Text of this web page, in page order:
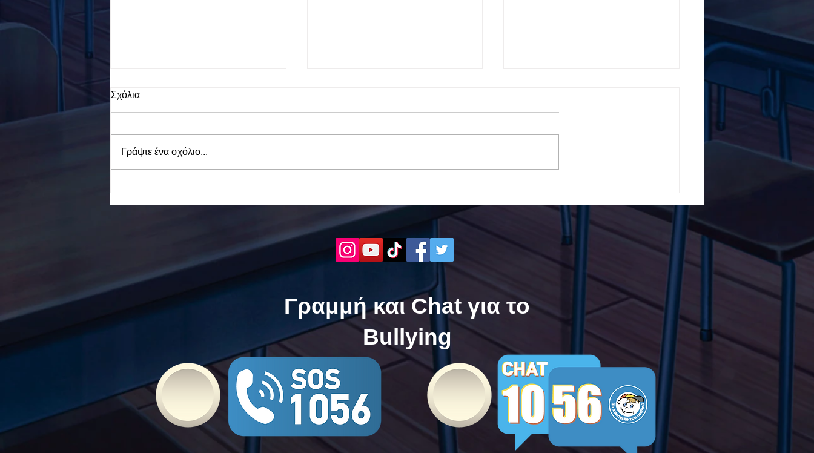
δυνάμεις τους ενάντια στο
Τώρα. Με σύνθημα "Μίλα
Τώρα" όλα τα σχολεία της
Ελλάδας ενώνουν τις
δυνάμεις τους ενάντια στο
| Μίλα Τώρα. Με σύνθημα
"Μίλα Τώρα" όλα τα σχολεία
της Ελλάδας ενώνουν τις
Σχόλια
Γράψτε ένα σχόλιο...
Γραμμή και Chat για το
Bullying